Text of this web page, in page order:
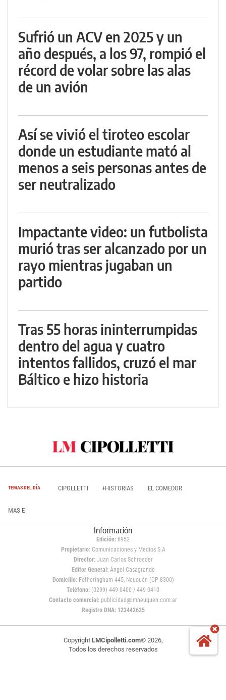
Sufrió un ACV en 2025 y un
año después, a los 97, rompió el
récord de volar sobre las alas
de un avión
Así se vivió el tiroteo escolar
donde un estudiante mató al
menos a seis personas antes de
ser neutralizado
Impactante video: un futbolista
murió tras ser alcanzado por un
rayo mientras jugaban un
partido
Tras 55 horas ininterrumpidas
dentro del agua y cuatro
intentos fallidos, cruzó el mar
Báltico e hizo historia
TEMAS DEL DÍA CIPOLLETTI +HISTORIAS EL COMEDOR
MAS E
Información
Edición: 6952
Propietario:Comunicaciones y Medios S.A
Director: Juan Carlos Schroeder
Editor General:Ángel Casagrande
Domicilio:Fotheringham 445, Neuquén (CP 8300)
Teléfono: (0299) 449 0400 / 449 0410
Contacto comercial: publicidad@lmneuquen.com.ar
Registro DNA: 123442625
Copyright LMCipolletti.com© 2026,
Todos los derechos reservados